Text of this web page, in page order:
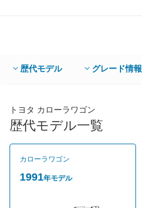
歴代モデル グレード情報
トヨタ カローラワゴン
歴代モデル一覧
カローラワゴン
1991年モデル